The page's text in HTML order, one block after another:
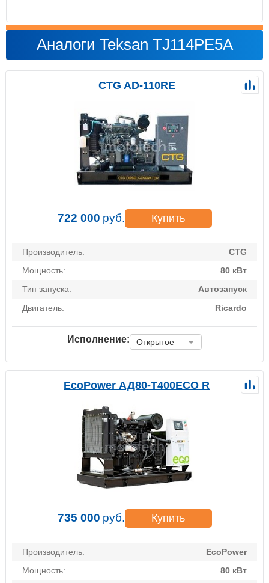
Аналоги Teksan TJ114PE5A
CTG AD-110RE
722 000 руб. Купить
Производитель:
CTG
Мощность:
80 кВт
Тип запуска:
Автозапуск
Двигатель:
Ricardo
Исполнение: Открытое
EcoPower АД80-T400ECO R
735 000 руб. Купить
Производитель:
EcoPower
Мощность:
80 кВт